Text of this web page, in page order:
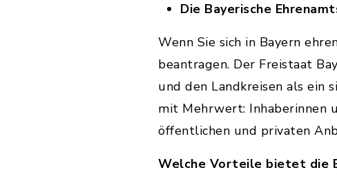
Die Bayerische
Wenn Sie sich in Bayern
beantragen. Der Freistaat
und den Landkreisen als ein
mit Mehrwert: Inhaberinnen
öffentlichen und privaten
Welche Vorteile bietet die